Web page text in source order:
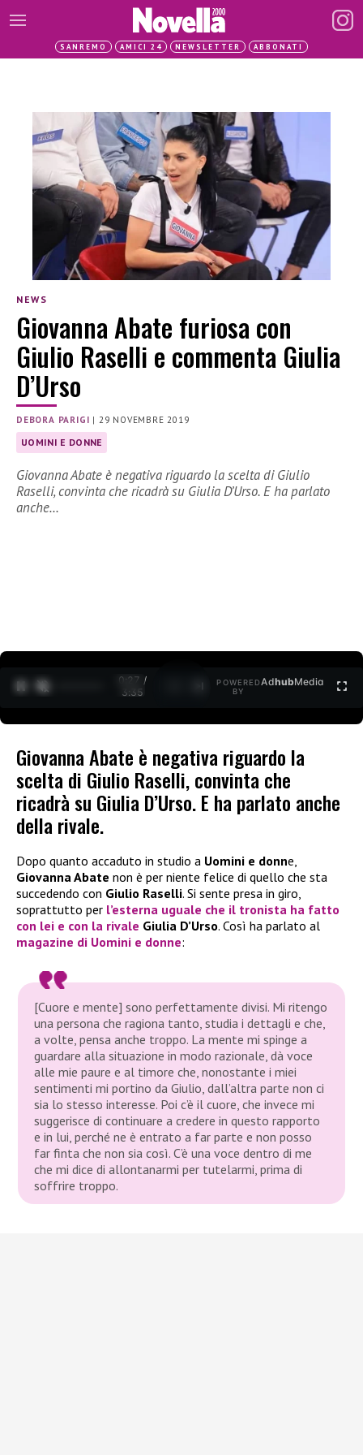
SANREMO AMICI 24 NEWSLETTER ABBONATI
NEWS
Giovanna Abate furiosa con
Giulio Raselli e commenta Giulia
D’Urso
DEBORA PARIGI | 29 NOVEMBRE 2019
UOMINI E DONNE
Giovanna Abate è negativa riguardo la scelta di Giulio
Raselli, convinta che ricadrà su Giulia D’Urso. E ha parlato
anche…
0:27 /
3:35
POWERED
BY
AdhubMedia
Giovanna Abate è negativa riguardo la
scelta di Giulio Raselli, convinta che
ricadrà su Giulia D’Urso. E ha parlato anche
della rivale.
Dopo quanto accaduto in studio a Uomini e donne,
Giovanna Abate non è per niente felice di quello che sta
succedendo con Giulio Raselli. Si sente presa in giro,
soprattutto per l’esterna uguale che il tronista ha fatto
con lei e con la rivale Giulia D’Urso. Così ha parlato al
magazine di Uomini e donne:
[Cuore e mente] sono perfettamente divisi. Mi ritengo
una persona che ragiona tanto, studia i dettagli e che,
a volte, pensa anche troppo. La mente mi spinge a
guardare alla situazione in modo razionale, dà voce
alle mie paure e al timore che, nonostante i miei
sentimenti mi portino da Giulio, dall’altra parte non ci
sia lo stesso interesse. Poi c’è il cuore, che invece mi
suggerisce di continuare a credere in questo rapporto
e in lui, perché ne è entrato a far parte e non posso
far finta che non sia così. C’è una voce dentro di me
che mi dice di allontanarmi per tutelarmi, prima di
soffrire troppo.